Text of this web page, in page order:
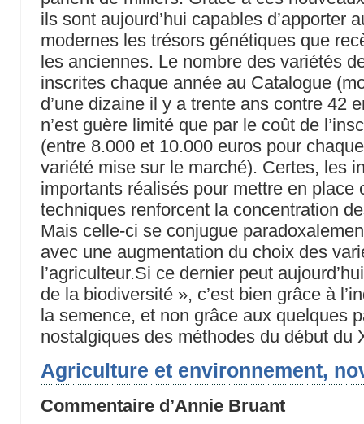
ils sont aujourd’hui capables d’apporter
modernes les trésors génétiques que
les anciennes. Le nombre des variétés
inscrites chaque année au Catalogue
d’une dizaine il y a trente ans contre 42
n’est guère limité que par le coût de
(entre 8.000 et 10.000 euros pour
variété mise sur le marché). Certes, les
importants réalisés pour mettre en place
techniques renforcent la concentration
Mais celle-ci se conjugue
avec une augmentation du choix des
l’agriculteur.Si ce dernier peut
de la biodiversité », c’est bien grâce à
la semence, et non grâce aux quelques
nostalgiques des méthodes du début
Agriculture et environnement,
Commentaire d’Annie Bruant